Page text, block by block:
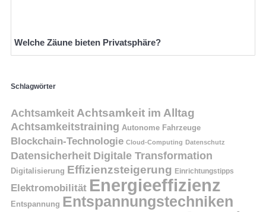
Welche Zäune bieten Privatsphäre?
Schlagwörter
Achtsamkeit Achtsamkeit im Alltag
Achtsamkeitstraining Autonome Fahrzeuge
Blockchain-Technologie Cloud-Computing Datenschutz
Datensicherheit Digitale Transformation
Digitalisierung Effizienzsteigerung Einrichtungstipps
Elektromobilität Energieeffizienz
Entspannung Entspannungstechniken